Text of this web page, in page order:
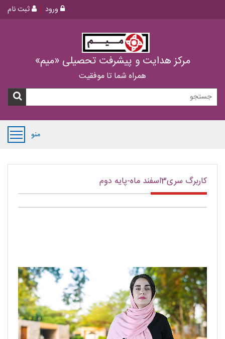
ثبت نام ورود
مرکز هدایت و پیشرفت تحصیلی «میم»
همراه شما تا موفقیت
منو
کاربرگ سری3اسفند ماه-پایه دوم